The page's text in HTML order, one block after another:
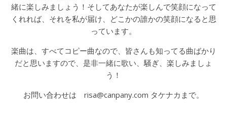
緒に楽しみましょう！そしてあなたが楽しんで笑顔になって
くれれば、それを私が届け、どこかの誰かの笑顔になると思
っています。
楽曲は、すべてコピー曲なので、皆さんも知ってる曲ばかり
だと思いますので、是非一緒に歌い、騒ぎ、楽しみましょ
う！
お問い合わせは risa@canpany.com タケナカまで。